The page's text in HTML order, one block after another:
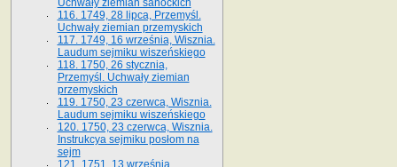
Uchwały ziemian sanockich
116. 1749, 28 lipca, Przemyśl.
Uchwały ziemian przemyskich
117. 1749, 16 września, Wisznia.
Laudum sejmiku wiszeńskiego
118. 1750, 26 stycznia,
Przemyśl. Uchwały ziemian
przemyskich
119. 1750, 23 czerwca, Wisznia.
Laudum sejmiku wiszeńskiego
120. 1750, 23 czerwca, Wisznia.
Instrukcya sejmiku posłom na
sejm
121. 1751, 13 września,